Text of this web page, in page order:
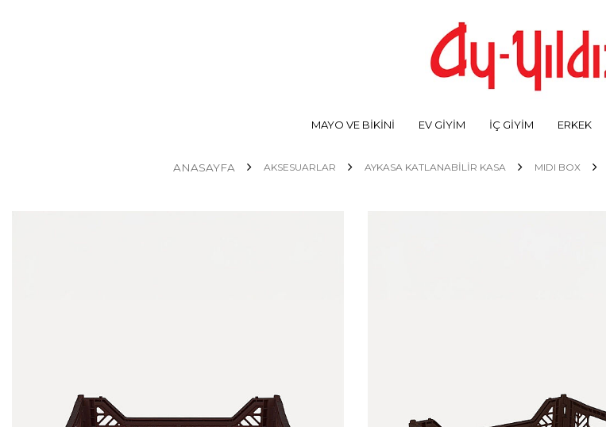
MAYO VE BİKİNİ EV GİYİM İÇ GİYİM ERKEK
ANASAYFA AKSESUARLAR AYKASA KATLANABİLİR KASA MIDI BOX